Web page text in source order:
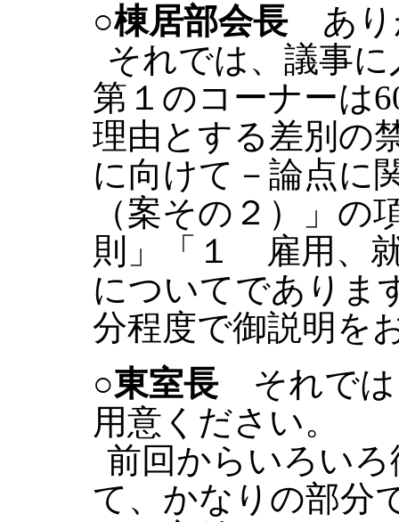
○棟居部会長あり
それでは、議事
第１のコーナーは
理由とする差別の
に向けて－論点に
（案その２）」
則」「１ 雇用、
についてでありま
分程度で御説明を
○東室長それでは
用意ください。
前回からいろい
て、かなりの部分